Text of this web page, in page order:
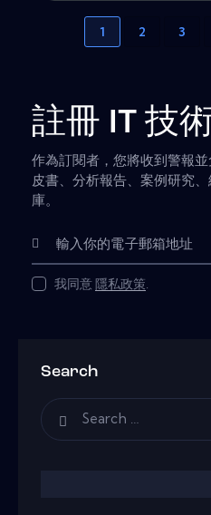
1 2 3
註冊 IT 技
作為訂閱者，您將收到警報
皮書、分析報告、案例研究
庫。
我同意隱私政策.
Search